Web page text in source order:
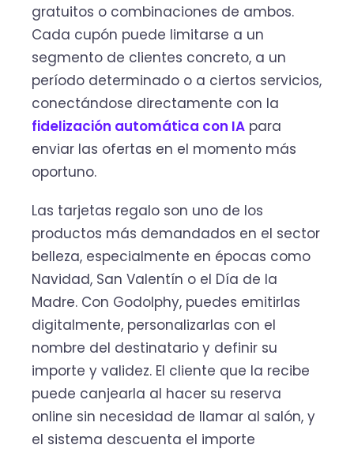
gratuitos o combinaciones de ambos.
Cada cupón puede limitarse a un
segmento de clientes concreto, a un
período determinado o a ciertos servicios,
conectándose directamente con la
fidelización automática con IA para
enviar las ofertas en el momento más
oportuno.
Las tarjetas regalo son uno de los
productos más demandados en el sector
belleza, especialmente en épocas como
Navidad, San Valentín o el Día de la
Madre. Con Godolphy, puedes emitirlas
digitalmente, personalizarlas con el
nombre del destinatario y definir su
importe y validez. El cliente que la recibe
puede canjearla al hacer su reserva
online sin necesidad de llamar al salón, y
el sistema descuenta el importe